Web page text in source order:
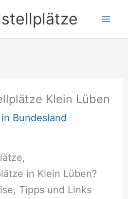
Klein Lüben
Bundesland
in Klein Lüben?
Tipps und Links